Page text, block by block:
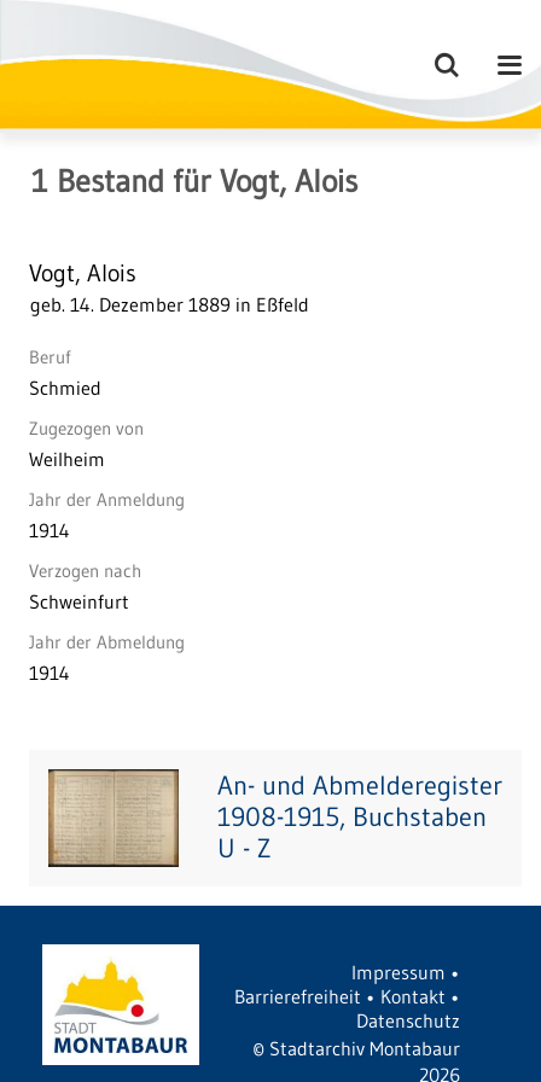
1 Bestand für Vogt, Alois
Vogt, Alois
geb. 14. Dezember 1889 in Eßfeld
Beruf
Schmied
Zugezogen von
Weilheim
Jahr der Anmeldung
1914
Verzogen nach
Schweinfurt
Jahr der Abmeldung
1914
An- und Abmelderegister
1908-1915, Buchstaben
U - Z
Impressum •
Barrierefreiheit • Kontakt •
Datenschutz
© Stadtarchiv Montabaur
2026